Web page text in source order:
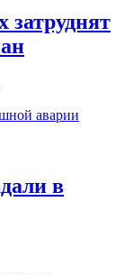
затруднят
в